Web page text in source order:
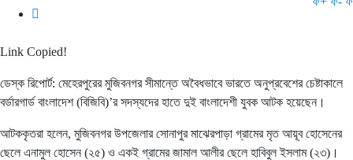
Link Copied!
ডেস্ক রিপোর্ট: মেহেরপুরের মুজিবনগর সীমান্তে অবৈধভাবে ভারতে অনুপ্রবেশের চেষ্টাকালে
বর্ডারগার্ড বাংলাদেশ (বিজিবি)’র সদস্যদের হাতে দুই বাংলাদেশী যুবক আটক হয়েছেন।
আটককৃতরা হলেন, মুজিবনগর উপজেলার সোনাপুর মাঝেরপাড়া গ্রামের মৃত আয়ূব হোসেনের
ছেলে এনামুল হোসেন (২৫) ও একই গ্রামের জামাল আলীর ছেলে হাবিবুল ইসলাম (২৩)।